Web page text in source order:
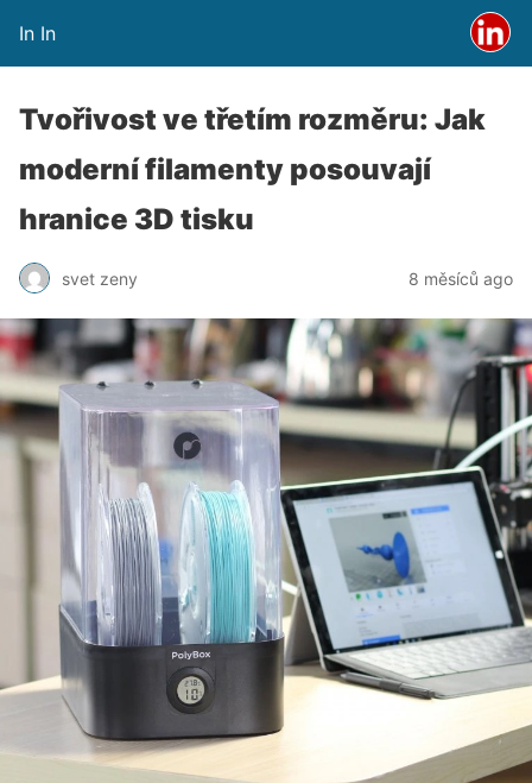
In In
Tvořivost ve třetím rozměru: Jak
moderní filamenty posouvají
hranice 3D tisku
svet zeny 8 měsíců ago